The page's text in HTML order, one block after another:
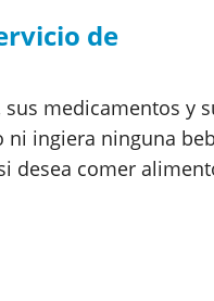
de
medicamentos y
ni ingiera ninguna
desea comer